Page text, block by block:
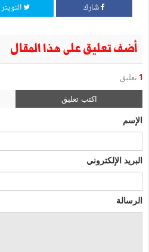
شارك التويتر
أضف تعليق على هذا المقال
1 تعليق
اكتب تعليق
الإسم
البريد الإلكتروني
الرسالة